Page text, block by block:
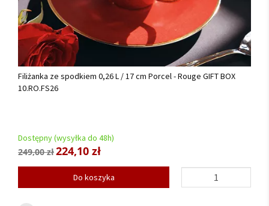
Filiżanka ze spodkiem 0,26 L / 17 cm Porcel - Rouge GIFT BOX
10.RO.FS26
Dostępny (wysyłka do 48h)
249,00 zł224,10 zł
Do koszyka